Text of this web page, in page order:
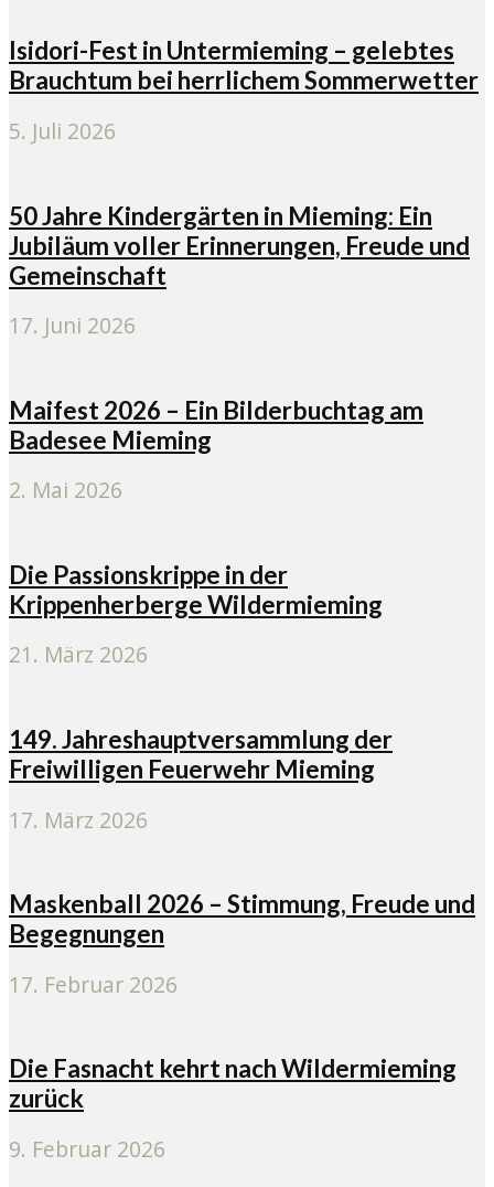
Isidori-Fest in Untermieming – gelebtes
Brauchtum bei herrlichem Sommerwetter
5. Juli 2026
50 Jahre Kindergärten in Mieming: Ein
Jubiläum voller Erinnerungen, Freude und
Gemeinschaft
17. Juni 2026
Maifest 2026 – Ein Bilderbuchtag am
Badesee Mieming
2. Mai 2026
Die Passionskrippe in der
Krippenherberge Wildermieming
21. März 2026
149. Jahreshauptversammlung der
Freiwilligen Feuerwehr Mieming
17. März 2026
Maskenball 2026 – Stimmung, Freude und
Begegnungen
17. Februar 2026
Die Fasnacht kehrt nach Wildermieming
zurück
9. Februar 2026